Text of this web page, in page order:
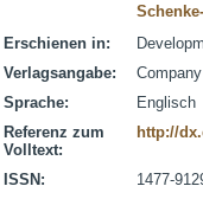
Erschienen in:
Verlagsangabe:
Sprache:
Englisch
Referenz zum
Volltext:
http://
ISSN:
1477-